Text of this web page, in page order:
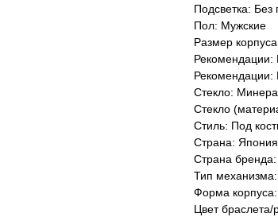
Подсветка: Без
Пол: Мужские
Размер
Рекомендации:
Рекомендации:
Стекло:
Стекло
Стиль: Под
Страна: Япония
Страна
Тип
Форма корпуса:
Цвет